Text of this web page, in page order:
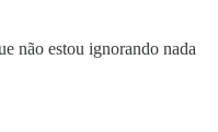
não estou ignorando nada